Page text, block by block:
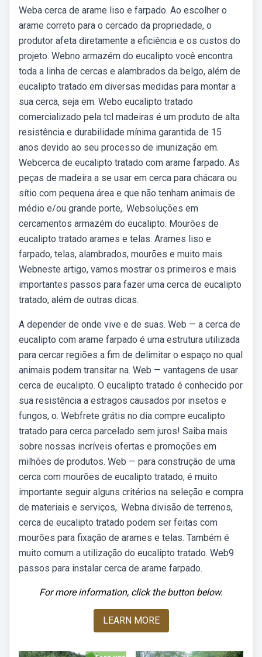
Weba cerca de arame liso e farpado. Ao escolher o
arame correto para o cercado da propriedade, o
produtor afeta diretamente a eficiência e os custos do
projeto. Webno armazém do eucalipto você encontra
toda a linha de cercas e alambrados da belgo, além de
eucalipto tratado em diversas medidas para montar a
sua cerca, seja em. Webo eucalipto tratado
comercializado pela tcl madeiras é um produto de alta
resistência e durabilidade mínima garantida de 15
anos devido ao seu processo de imunização em.
Webcerca de eucalipto tratado com arame farpado. As
peças de madeira a se usar em cerca para chácara ou
sítio com pequena área e que não tenham animais de
médio e/ou grande porte,. Websoluções em
cercamentos armazém do eucalipto. Mourões de
eucalipto tratado arames e telas. Arames liso e
farpado, telas, alambrados, mourões e muito mais.
Webneste artigo, vamos mostrar os primeiros e mais
importantes passos para fazer uma cerca de eucalipto
tratado, além de outras dicas.
A depender de onde vive e de suas. Web — a cerca de
eucalipto com arame farpado é uma estrutura utilizada
para cercar regiões a fim de delimitar o espaço no qual
animais podem transitar na. Web — vantagens de usar
cerca de eucalipto. O eucalipto tratado é conhecido por
sua resistência a estragos causados por insetos e
fungos, o. Webfrete grátis no dia compre eucalipto
tratado para cerca parcelado sem juros! Saiba mais
sobre nossas incríveis ofertas e promoções em
milhões de produtos. Web — para construção de uma
cerca com mourões de eucalipto tratado, é muito
importante seguir alguns critérios na seleção e compra
de materiais e serviços,. Webna divisão de terrenos,
cerca de eucalipto tratado podem ser feitas com
mourões para fixação de arames e telas. Também é
muito comum a utilização do eucalipto tratado. Web9
passos para instalar cerca de arame farpado.
For more information, click the button below.
LEARN MORE